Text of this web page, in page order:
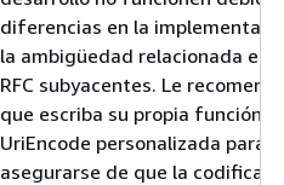
diferencias en la
la ambigüedad relacionada en
RFC subyacentes. Le
que escriba su propia función
UriEncode personalizada para
asegurarse de que la